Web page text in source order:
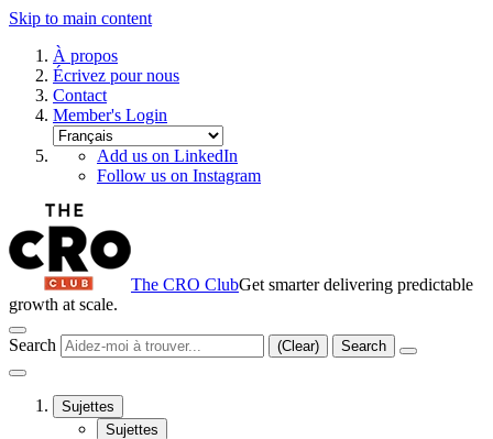
Skip to main content
À propos
Écrivez pour nous
Contact
Member's Login
Add us on LinkedIn
Follow us on Instagram
The CRO ClubGet smarter delivering predictable
growth at scale.
Search (Clear) Search
Sujettes
Sujettes